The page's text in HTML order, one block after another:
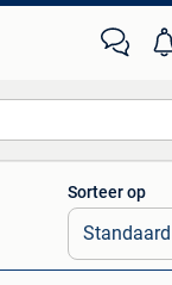
Alle afstanden…
Sorteer op